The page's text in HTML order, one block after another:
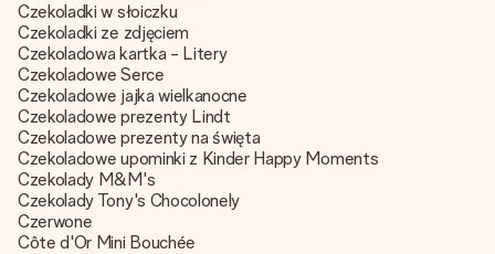
Czekoladki w słoiczku
Czekoladki ze zdjęciem
Czekoladowa kartka - Litery
Czekoladowe Serce
Czekoladowe jajka wielkanocne
Czekoladowe prezenty Lindt
Czekoladowe prezenty na święta
Czekoladowe upominki z Kinder Happy Moments
Czekolady M&M's
Czekolady Tony's Chocolonely
Czerwone
Côte d'Or Mini Bouchée